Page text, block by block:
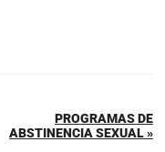
PROGRAMAS DE
ABSTINENCIA SEXUAL »